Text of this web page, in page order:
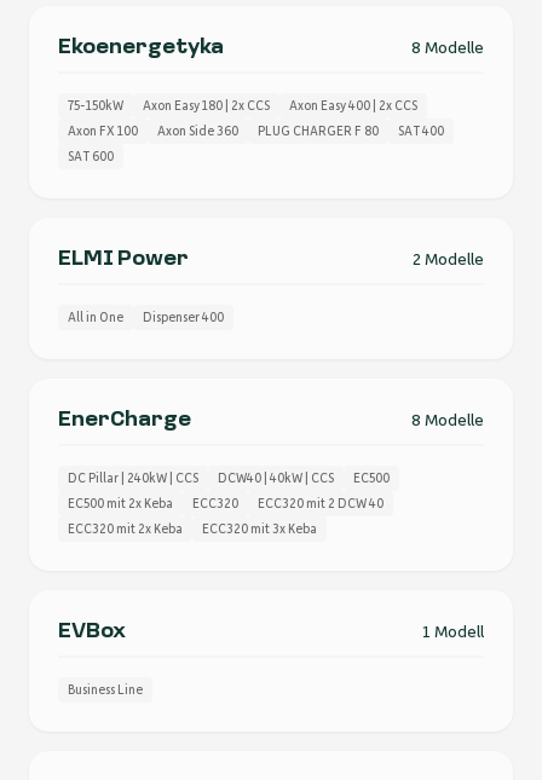
Ekoenergetyka 8 Modelle
75-150kW Axon Easy 180 | 2x CCS
Axon Easy 400 | 2x CCS
Axon FX 100
Axon Side 360 PLUG CHARGER F 80
SAT 400
SAT 600
ELMI Power 2 Modelle
All in One Dispenser 400
EnerCharge 8 Modelle
DC Pillar | 240kW | CCS DCW40 | 40kW | CCS
EC500
EC500 mit 2x Keba
ECC320
ECC320 mit 2 DCW 40
ECC320 mit 2x Keba
ECC320 mit 3x Keba
EVBox 1 Modell
Business Line